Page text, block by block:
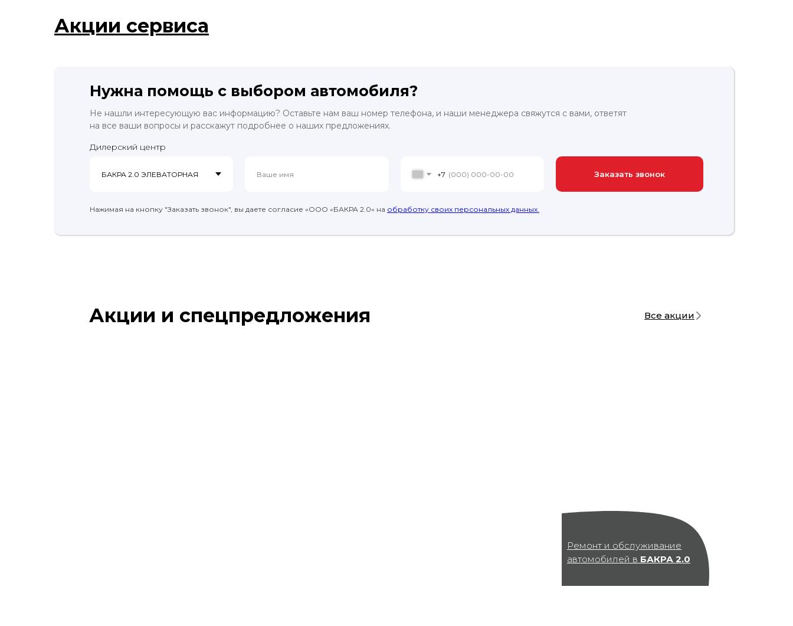
Акции сервиса
Нажимая на кнопку "Заказать звонок", вы даете согласие «ООО «БАКРА 2.0» на обработку своих персональных данных.
Дилерский центр
+7 Заказать звонок
Нужна помощь с выбором автомобиля?
Не нашли интересующую вас информацию? Оставьте нам ваш номер телефона, и наши менеджера свяжутся с вами, ответят
на все ваши вопросы и расскажут подробнее о наших предложениях.
Акции и спецпредложения Все акции
Ремонт и обслуживание
автомобилей в БАКРА 2.0